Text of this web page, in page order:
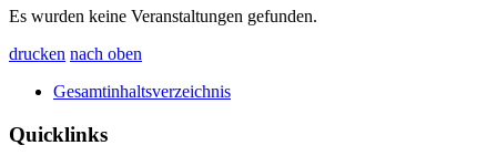
Es wurden keine Veranstaltungen gefunden.
drucken nach oben
Gesamtinhaltsverzeichnis
Quicklinks